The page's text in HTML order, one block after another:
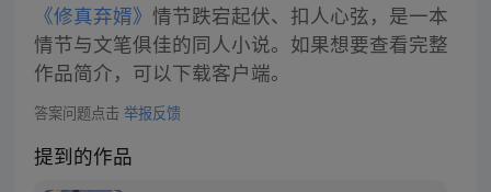
《修真弃婿》 情节跌宕起伏、扣人心弦，是一本
情节与文笔俱佳的同人小说。如果想要查看完整
作品简介，可以下载客户端。
答案问题点击 举报反馈
提到的作品